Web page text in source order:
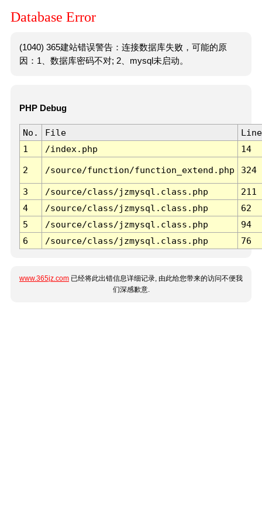
Database Error
(1040) 365建站错误警告：连接数据库失败，可能的原
因：1、数据库密码不对; 2、mysql未启动。
PHP Debug
No. File
Line
1
/index.php 14
2 /source/function/function_extend.php 324
3 /source/class/jzmysql.class.php
211
4
/source/class/jzmysql.class.php
62
5
/source/class/jzmysql.class.php
94
6
/source/class/jzmysql.class.php 76
www.365jz.com 已经将此出错信息详细记录, 由此给您带来的访问不便我
们深感歉意.